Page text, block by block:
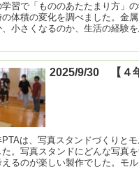
習で「もののあたたまり方」の
体積の変化を調べました。金
小さくなるのか、生活の経験
2025/9/30 【４
は、写真スタンドづくりと
。写真スタンドにどんな写真
えるのが楽しい製作でした。モ